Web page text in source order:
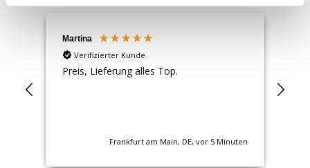
Martina
Verifizierter Kunde
Preis, Lieferung alles Top.
Frankfurt am Main, DE, vor 5 Minuten